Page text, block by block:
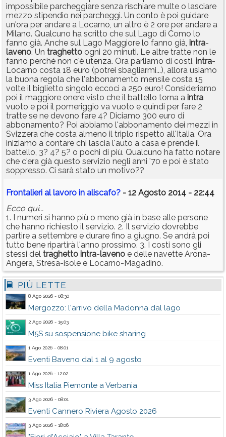
impossibile parcheggiare senza rischiare multe o lasciare
mezzo stipendio nei parcheggi. Un conto è poi guidare
un'ora per andare a Locarno, un altro è 2 ore per andare a
Milano. Qualcuno ha scritto che sul Lago di Como lo
fanno già. Anche sul Lago Maggiore lo fanno già, intra-
laveno. Un traghetto ogni 20 minuti. Le altre tratte non le
fanno perché non c'è utenza. Ora parliamo di costi. intra-
Locarno costa 18 euro (potrei sbagliarmi...), allora usiamo
la buona regola che l'abbonamento mensile costa 15
volte il biglietto singolo eccoci a 250 euro! Consideriamo
poi il maggiore onere visto che il battello torna a intra
vuoto e poi il pomeriggio va vuoto e quindi per fare 2
tratte se ne devono fare 4? Diciamo 300 euro di
abbonamento? Poi abbiamo l'abbonamento dei mezzi in
Svizzera che costa almeno il triplo rispetto all'Italia. Ora
iniziamo a contare chi lascia l'auto a casa e prende il
battello, 3? 4? 5? o pochi di più. Qualcuno ha fatto notare
che c'era già questo servizio negli anni '70 e poi è stato
soppresso. Ci sarà stato un motivo??
Frontalieri al lavoro in aliscafo? - 12 Agosto 2014 - 22:44
Ecco qui...
1. I numeri si hanno più o meno già in base alle persone
che hanno richiesto il servizio. 2. Il servizio dovrebbe
partire a settembre e durare fino a giugno. Se andrà poi
tutto bene ripartirà l'anno prossimo. 3. I costi sono gli
stessi del traghetto intra-laveno e delle navette Arona-
Angera, Stresa-isole e Locarno-Magadino.
PIÙ LETTE
8 Ago 2026 - 08:30
Mergozzo: l'arrivo della Madonna dal lago
2 Ago 2026 - 15:03
M5S su sospensione bike sharing
1 Ago 2026 - 08:01
Eventi Baveno dal 1 al 9 agosto
1 Ago 2026 - 12:02
Miss Italia Piemonte a Verbania
3 Ago 2026 - 08:01
Eventi Cannero Riviera Agosto 2026
3 Ago 2026 - 18:06